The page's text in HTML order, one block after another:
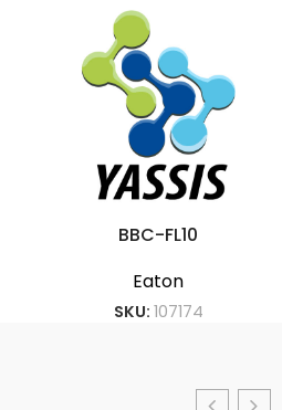
BBC-FL10
Eaton
SKU: 107174